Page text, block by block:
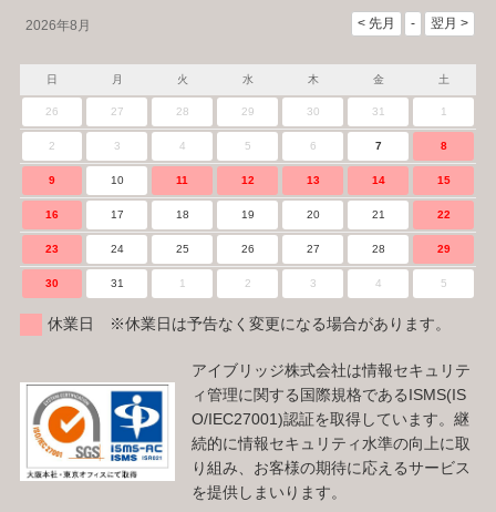
2026年8月
日 月 火 水 木 金 土
26 27 28 29 30 31 1
2 3 4 5 6 7 8
9 10 11 12 13 14 15
16 17 18 19 20 21 22
23 24 25 26 27 28 29
30 31 1 2 3 4 5
休業日 ※休業日は予告なく変更になる場合があります。
アイブリッジ株式会社は情報セキュリテ
ィ管理に関する国際規格であるISMS(IS
O/IEC27001)認証を取得しています。継
続的に情報セキュリティ水準の向上に取
り組み、お客様の期待に応えるサービス
を提供しまいります。